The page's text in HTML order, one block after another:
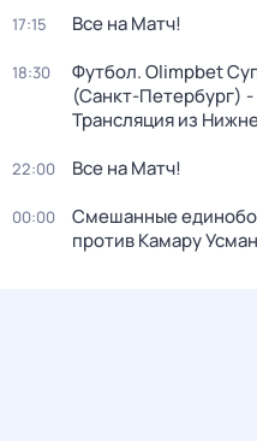
17:15 Все на Матч!
18:30
Футбол. Olimpbet
(Санкт-Петербург)
Трансляция из
22:00 Все на Матч!
00:00
Смешанные
против Камару